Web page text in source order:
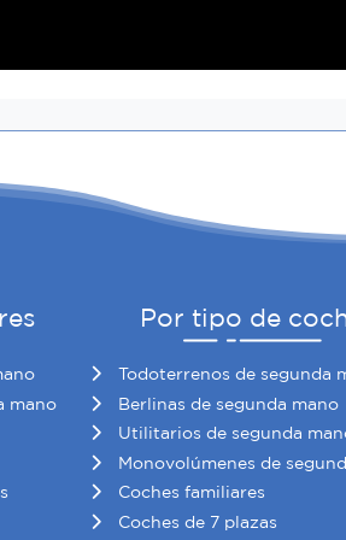
mano
Por tipo de
Todoterrenos de segunda
Berlinas de segunda mano
Utilitarios de segunda
Monovolúmenes de
Coches familiares
Coches de 7 plazas